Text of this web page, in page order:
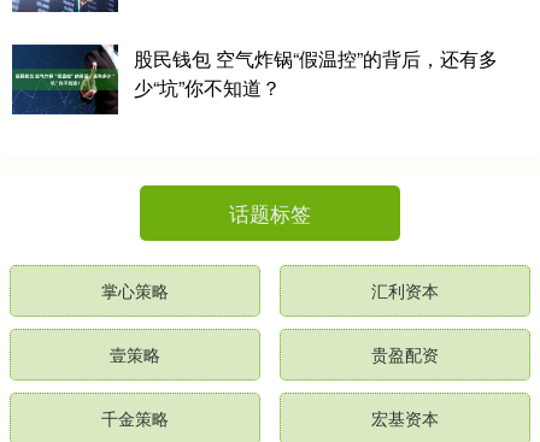
股民钱包 空气炸锅“假温控”的背后，还有多
少“坑”你不知道？
话题标签
掌心策略 汇利资本
壹策略 贵盈配资
千金策略 宏基资本